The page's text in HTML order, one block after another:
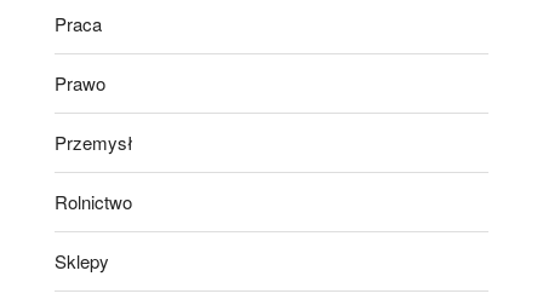
Praca
Prawo
Przemysł
Rolnictwo
Sklepy